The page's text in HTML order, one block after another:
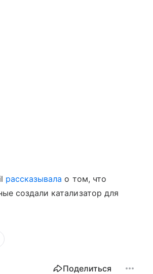
рассказывала о том, что
создали катализатор для
Поделиться